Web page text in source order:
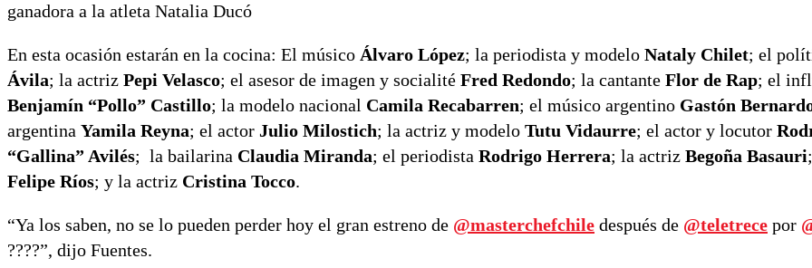
ganadora a la atleta Natalia Ducó
En esta ocasión estarán en la cocina: El músico Álvaro López; la periodista y modelo Nataly Chilet; el
Ávila; la actriz Pepi Velasco; el asesor de imagen y socialité Fred Redondo; la cantante Flor de Rap; el
Benjamín “Pollo” Castillo; la modelo nacional Camila Recabarren; el músico argentino Gastón
argentina Yamila Reyna; el actor Julio Milostich; la actriz y modelo Tutu Vidaurre; el actor y locutor
“Gallina” Avilés; la bailarina Claudia Miranda; el periodista Rodrigo Herrera; la actriz Begoña Basauri
Felipe Ríos; y la actriz Cristina Tocco.
“Ya los saben, no se lo pueden perder hoy el gran estreno de @masterchefchile después de @teletrece por
????”, dijo Fuentes.